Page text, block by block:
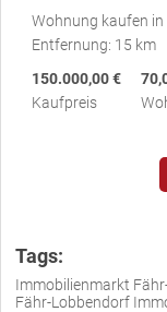
Wohnung kaufen in
Entfernung: 15 km
150.000,00 €
Kaufpreis
Tags:
Immobilienmarkt
Fähr-Lobbendorf